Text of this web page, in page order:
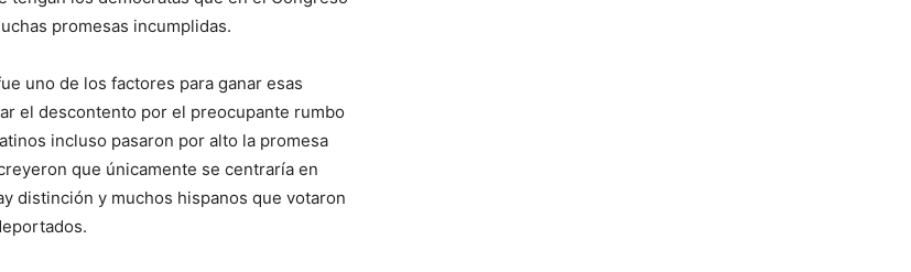
promesas incumplidas.
uno de los factores para ganar esas
el descontento por el preocupante rumbo
incluso pasaron por alto la promesa
que únicamente se centraría en
distinción y muchos hispanos que votaron